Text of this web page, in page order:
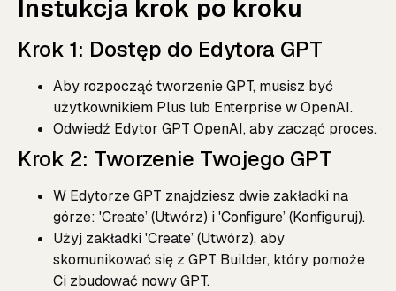
Instukcja krok po kroku
Krok 1: Dostęp do Edytora GPT
Aby rozpocząć tworzenie GPT, musisz być
użytkownikiem Plus lub Enterprise w OpenAI.
Odwiedź Edytor GPT OpenAI, aby zacząć proces.
Krok 2: Tworzenie Twojego GPT
W Edytorze GPT znajdziesz dwie zakładki na
górze: 'Create’ (Utwórz) i 'Configure’ (Konfiguruj).
Użyj zakładki 'Create’ (Utwórz), aby
skomunikować się z GPT Builder, który pomoże
Ci zbudować nowy GPT.